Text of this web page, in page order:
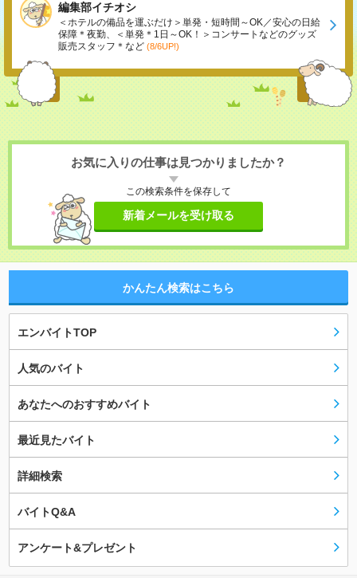
編集部イチオシ
＜ホテルの備品を運ぶだけ＞単発・短時間～OK／安心の日給
保障＊夜勤、＜単発＊1日～OK！＞コンサートなどのグッズ
販売スタッフ＊など (8/6UP!)
お気に入りの仕事は見つかりましたか？
この検索条件を保存して
新着メールを受け取る
かんたん検索はこちら
エンバイトTOP
人気のバイト
あなたへのおすすめバイト
最近見たバイト
詳細検索
バイトQ&A
アンケート&プレゼント